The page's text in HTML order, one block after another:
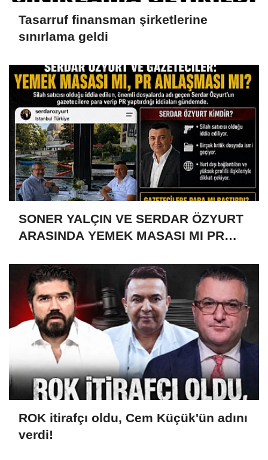
Tasarruf finansman şirketlerine
sınırlama geldi
SONER YALÇIN VE SERDAR ÖZYURT
ARASINDA YEMEK MASASI MI PR
ROK itirafçı oldu, Cem Küçük'ün adını
verdi!